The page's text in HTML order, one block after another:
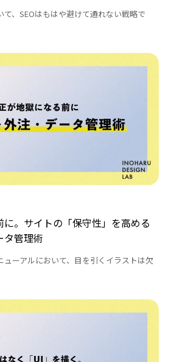
、SEOはもはや避けて通れない戦略で
。サイトの「保守性」を高める
タ管理術
ーアルにおいて、目を引くイラストは欠